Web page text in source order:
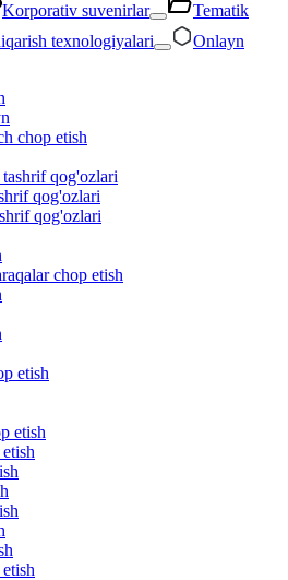
Korporativ suvenirlar
Tematik
texnologiyalari
Onlayn
chop etish
qog'ozlari
qog'ozlari
qog'ozlari
chop etish
etish
etish